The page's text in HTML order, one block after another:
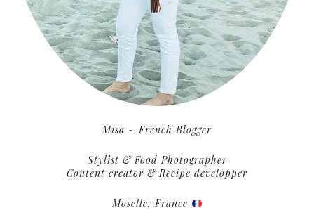
Misa ~ French Blogger
Stylist & Food Photographer
Content creator & Recipe developper
Moselle, France